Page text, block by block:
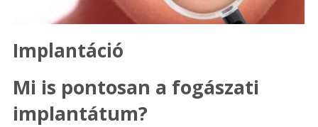
Implantáció
Mi is pontosan a fogászati
implantátum?